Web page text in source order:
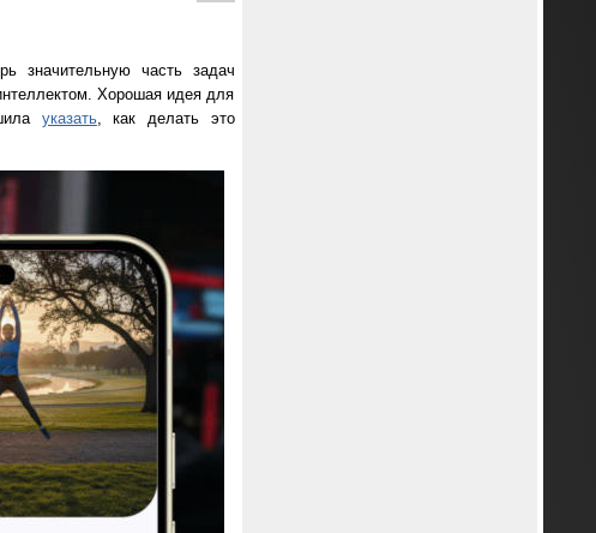
значительную часть задач
Хорошая идея для
указать, как делать это